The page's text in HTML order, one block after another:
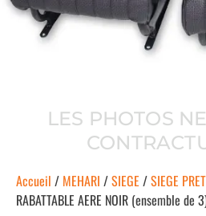
LES PHOTOS
Accueil / MEHARI /SIEGE /SIEGE
RABATTABLE AERE NOIR (ensemble de